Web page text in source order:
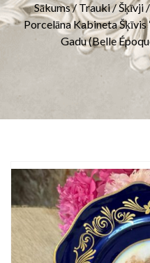
Sākums/ Trauki/Šķīvji/
Porcelāna Kabineta
Gadu (Belle